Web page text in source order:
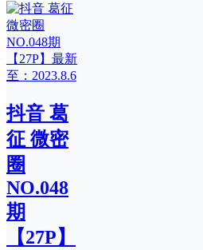
抖音 葛
征 微密
圈
NO.048
期
【27P】